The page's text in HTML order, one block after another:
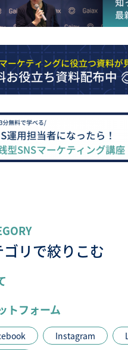
リで絞りこむ
トフォーム
Instagram